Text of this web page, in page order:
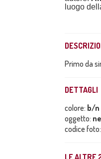
luogo
Primo da
DETTAGLI
colore: b/n
oggetto:
codice foto:
LE ALTRE